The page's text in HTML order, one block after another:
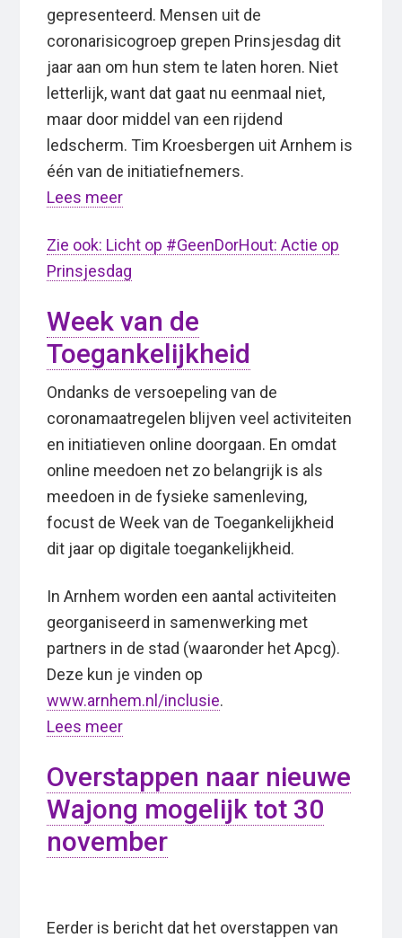
gepresenteerd. Mensen uit de
coronarisicogroep grepen Prinsjesdag dit
jaar aan om hun stem te laten horen. Niet
letterlijk, want dat gaat nu eenmaal niet,
maar door middel van een rijdend
ledscherm. Tim Kroesbergen uit Arnhem is
één van de initiatiefnemers.
Lees meer
Zie ook: Licht op #GeenDorHout: Actie op
Prinsjesdag
Week van de
Toegankelijkheid
Ondanks de versoepeling van de
coronamaatregelen blijven veel activiteiten
en initiatieven online doorgaan. En omdat
online meedoen net zo belangrijk is als
meedoen in de fysieke samenleving,
focust de Week van de Toegankelijkheid
dit jaar op digitale toegankelijkheid.
In Arnhem worden een aantal activiteiten
georganiseerd in samenwerking met
partners in de stad (waaronder het Apcg).
Deze kun je vinden op
www.arnhem.nl/inclusie.
Lees meer
Overstappen naar nieuwe
Wajong mogelijk tot 30
november
Eerder is bericht dat het overstappen van